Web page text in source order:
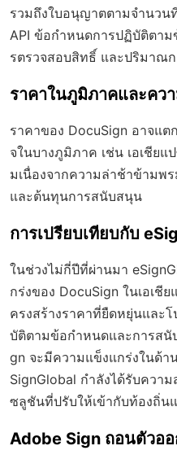
รวมถึงใบอนุญาตตามจำนวน
API ข้อกำหนดการปฏิบัติตา
รตรวจสอบสิทธิ์ และปริมาณ
ราคาในภูมิภาคและคว
ราคาของ DocuSign อาจแ
จในบางภูมิภาค เช่น เอเชีย
มเนื่องจากความล่าช้าข้ามพ
และต้นทุนการสนับสนุน
การเปรียบเทียบกับ
ในช่วงไม่กี่ปีที่ผ่านมา
กร่งของ DocuSign ในเอเชี
ครงสร้างราคาที่ยืดหยุ่นและ
บัติตามข้อกำหนดและการส
gn จะมีความแข็งแกร่งในด้า
SignGlobal กำลังได้รับความ
ซลูชันที่ปรับให้เข้ากับท้องถิ่น
Adobe Sign ถอนตัวอ